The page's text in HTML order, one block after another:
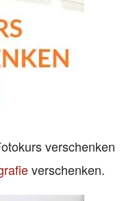
verschenken
verschenken.